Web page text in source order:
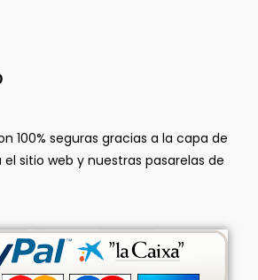
100% seguras gracias a la capa de
sitio web y nuestras pasarelas de